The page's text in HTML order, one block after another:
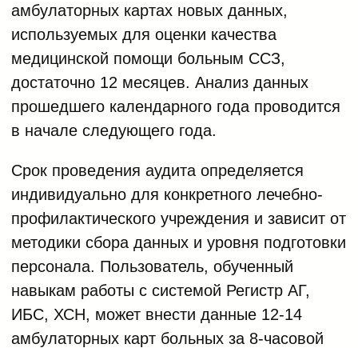
амбулаторных картах новых данных,
используемых для оценки качества
медицинской помощи больным ССЗ,
достаточно 12 месяцев. Анализ данных
прошедшего календарного года проводится
в начале следующего года.
Срок проведения аудита определяется
индивидуально для конкретного лечебно-
профилактического учреждения и зависит от
методики сбора данных и уровня подготовки
персонала. Пользователь, обученный
навыкам работы с системой Регистр АГ,
ИБС, ХСН, может внести данные 12-14
амбулаторных карт больных за 8-часовой